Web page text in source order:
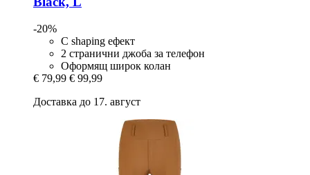
-20%
С shaping ефект
2 странични джоба за телефон
Оформящ широк колан
€ 79,99 € 99,99
Доставка до 17. август